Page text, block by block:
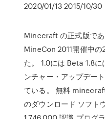
2020/01/13 2015/10/30
Minecraft の正式版であ
MineCon 2011開催中の
た。 1.0には Beta 1.8
ンチャー・アップデー
ている。 無料
のダウンロード ソフ